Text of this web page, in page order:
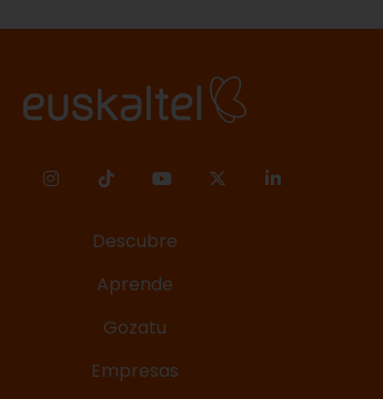
Descubre
Aprende
Gozatu
Empresas